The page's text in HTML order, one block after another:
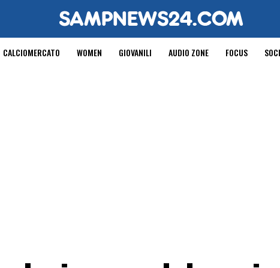
CALCIOMERCATO WOMEN GIOVANILI AUDIO ZONE FOCUS